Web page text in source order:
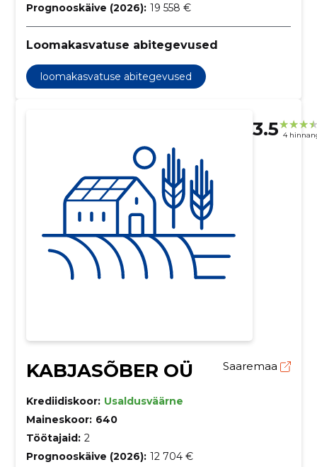
Prognooskäive (2026): 19 558 €
Loomakasvatuse abitegevused
loomakasvatuse abitegevused
3.5 4
KABJASÕBER OÜ Saaremaa
Krediidiskoor: Usaldusväärne
Maineskoor: 640
Töötajaid: 2
Prognooskäive (2026): 12 704 €